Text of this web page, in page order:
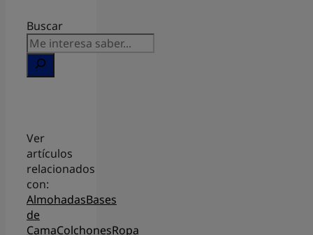
Buscar
Ver
artículos
relacionados
con:
AlmohadasBases
de
CamaColchonesRopa